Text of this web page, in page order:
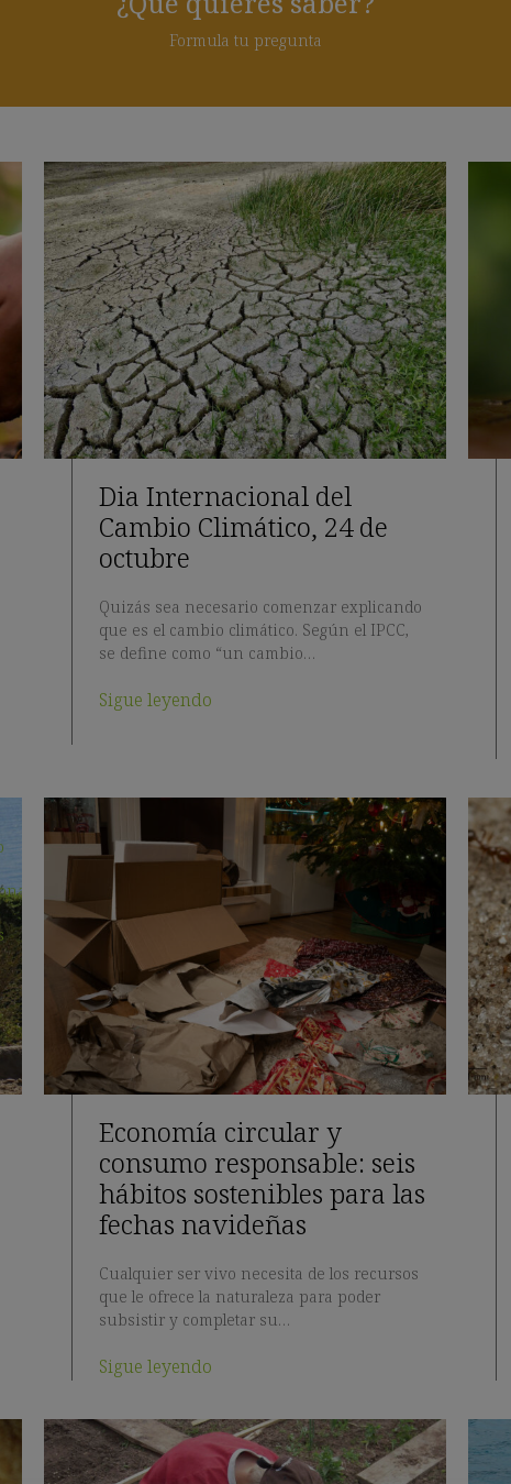
Formula tu pregunta
Dia Internacional del
Cambio Climático, 24 de
octubre
Quizás sea necesario comenzar explicando
que es el cambio climático. Según el IPCC,
se define como “un cambio…
Sigue leyendo
Economía circular y
consumo responsable: seis
hábitos sostenibles para las
fechas navideñas
Cualquier ser vivo necesita de los recursos
que le ofrece la naturaleza para poder
subsistir y completar su…
Sigue leyendo